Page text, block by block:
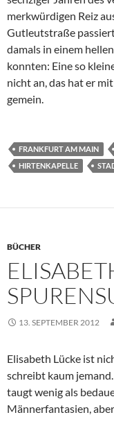
merkwürdigen Reiz
Gutleutstraße
damals in einem
konnten: Eine so
nicht an, das hat er
gemein.
FRANKFURT AM MAIN
HIRTENKAPELLE
BÜCHER
13. SEPTEMBER 2012
Elisabeth Lücke ist
schreibt kaum
taugt wenig als
Männerfantasien,